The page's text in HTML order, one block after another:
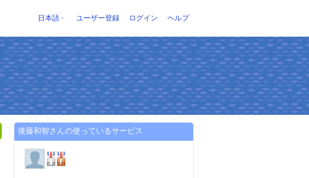
日本語 ユーザー登録 ログイン ヘルプ
後藤和智さんの使っているサービス